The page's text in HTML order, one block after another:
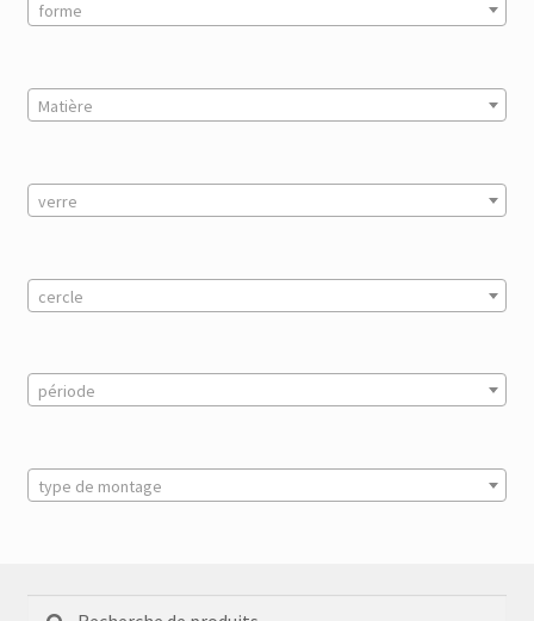
forme
Matière
verre
cercle
période
type de montage
Recherche
Recherche